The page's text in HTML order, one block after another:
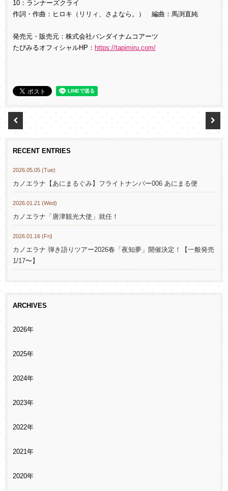
10：ランナーズクライ
作詞・作曲：ヒロキ（リリィ、さよなら。） 編曲：馬渕直純
発売元・販売元：株式会社バンダイナムコアーツ
たぴみるオフィシャルHP： https://tapimiru.com/
RECENT ENTRIES
2026.05.05 (Tue)
カノエラナ【あにまるぐみ】フライトナンバー006 あにまる便
2026.01.21 (Wed)
カノエラナ「唐津観光大使」就任！
2026.01.16 (Fri)
カノエラナ 弾き語りツアー2026春「夜知夢」開催決定！【一般発売
1/17〜】
ARCHIVES
2026年
2025年
2024年
2023年
2022年
2021年
2020年